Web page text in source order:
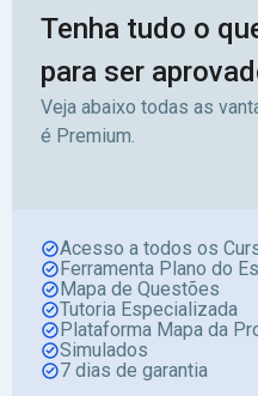
Tenha tudo o
para ser
Veja abaixo todas as
é Premium.
Acesso a todos os
Ferramenta Plano do
Mapa de Questões
Tutoria Especializada
Plataforma Mapa da
Simulados
7 dias de garantia